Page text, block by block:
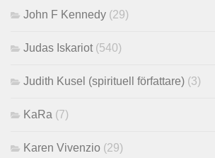
John F Kennedy (29)
Judas Iskariot (540)
Judith Kusel (spirituell författare) (3)
KaRa (7)
Karen Vivenzio (29)